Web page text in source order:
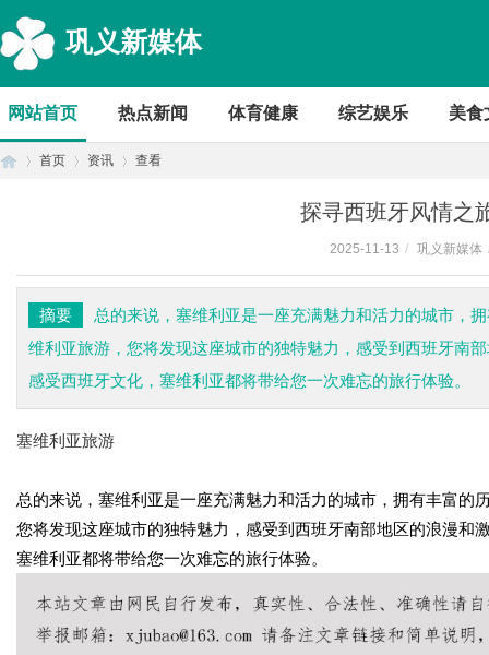
巩义新媒体
网站首页 热点新闻 体育健康 综艺娱乐 美食
首页 资讯 查看
探寻西班牙风情之
2025-11-13 / 巩义新媒体
摘要
总的来说，塞维利亚是一座充满魅力和活力的城市，
维利亚旅游，您将发现这座城市的独特魅力，感受到西班牙南
感受西班牙文化，塞维利亚都将带给您一次难忘的旅行体验。
塞维利亚旅游
总的来说，塞维利亚是一座充满魅力和活力的城市，拥有丰富
您将发现这座城市的独特魅力，感受到西班牙南部地区的浪漫和
塞维利亚都将带给您一次难忘的旅行体验。